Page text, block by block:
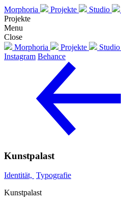
Morphoria Projekte Studio
Projekte
Menu
Close
Morphoria
Projekte Studio
Instagram Behance
Kunstpalast
Identität, Typografie
Kunstpalast